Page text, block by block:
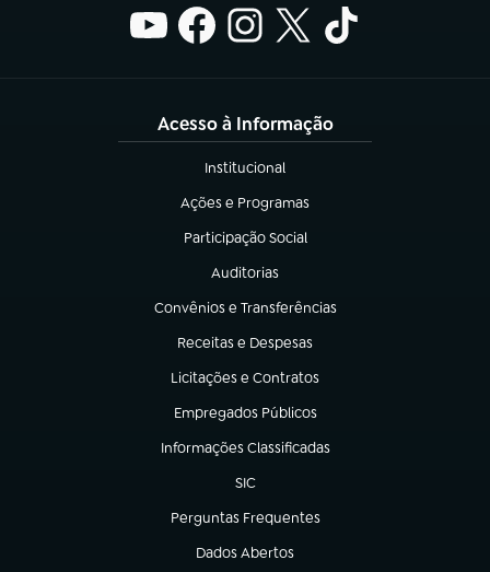
Acesso à Informação
Institucional
(abre em nova aba)
Ações e Programas
(abre em nova aba)
Participação Social
(abre em nova aba)
Auditorias
(abre em nova aba)
Convênios e Transferências
(abre em nova aba)
Receitas e Despesas
(abre em nova aba)
Licitações e Contratos
(abre em nova aba)
Empregados Públicos
(abre em nova aba)
Informações Classificadas
(abre em nova aba)
SIC
(abre em nova aba)
Perguntas Frequentes
(abre em nova aba)
Dados Abertos
(abre em nova aba)